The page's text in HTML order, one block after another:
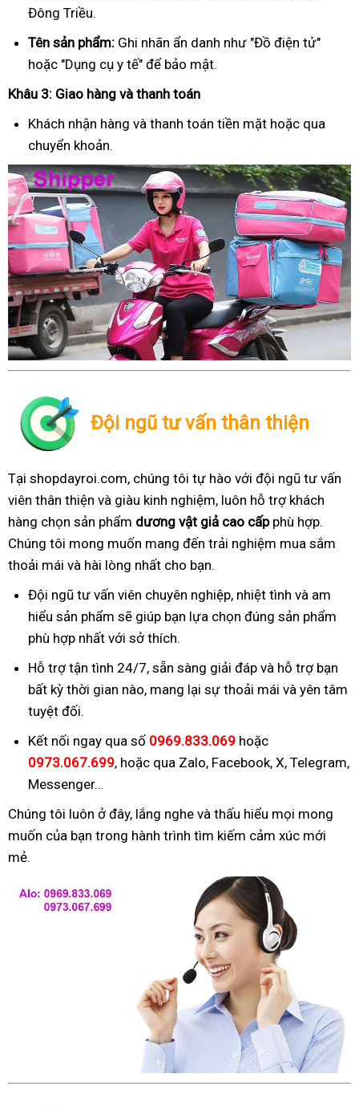
Đông Triều.
Tên sản phẩm: Ghi nhãn ẩn danh như "Đồ điện tử"
hoặc "Dụng cụ y tế" để bảo mật.
Khâu 3: Giao hàng và thanh toán
Khách nhận hàng và thanh toán tiền mặt hoặc qua
chuyển khoản.
Đội ngũ tư vấn thân thiện
Tại shopdayroi.com, chúng tôi tự hào với đội ngũ tư vấn
viên thân thiện và giàu kinh nghiệm, luôn hỗ trợ khách
hàng chọn sản phẩm dương vật giả cao cấpphù hợp.
Chúng tôi mong muốn mang đến trải nghiệm mua sắm
thoải mái và hài lòng nhất cho bạn.
Đội ngũ tư vấn viên chuyên nghiệp, nhiệt tình và am
hiểu sản phẩm sẽ giúp bạn lựa chọn đúng sản phẩm
phù hợp nhất với sở thích.
Hỗ trợ tận tình 24/7, sẵn sàng giải đáp và hỗ trợ bạn
bất kỳ thời gian nào, mang lại sự thoải mái và yên tâm
tuyệt đối.
Kết nối ngay qua số 0969.833.069 hoặc
0973.067.699, hoặc qua Zalo, Facebook, X, Telegram,
Messenger…
Chúng tôi luôn ở đây, lắng nghe và thấu hiểu mọi mong
muốn của bạn trong hành trình tìm kiếm cảm xúc mới
mẻ.